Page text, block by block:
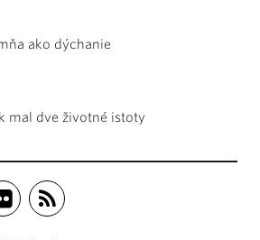
ako dýchanie
mal dve životné istoty